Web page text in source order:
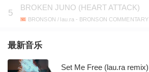
5
BROKEN JUNO (HEART ATTACK)
BRONSON / lau.ra - BRONSON COMMENTARY
最新音乐
Set Me Free (lau.ra remix)